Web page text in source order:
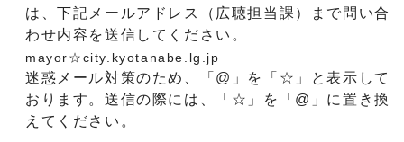
は、下記メールアドレス（広聴担当課）まで問い合
わせ内容を送信してください。
mayor☆city.kyotanabe.lg.jp
迷惑メール対策のため、「@」を「☆」と表示して
おります。送信の際には、「☆」を「@」に置き換
えてください。